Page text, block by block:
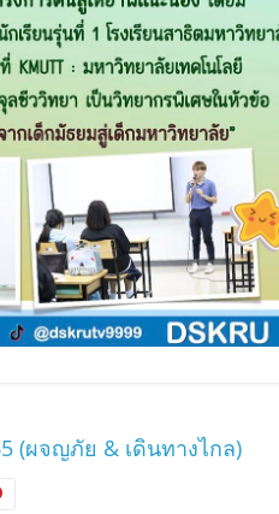
(ผจญภัย & เดินทางไกล)